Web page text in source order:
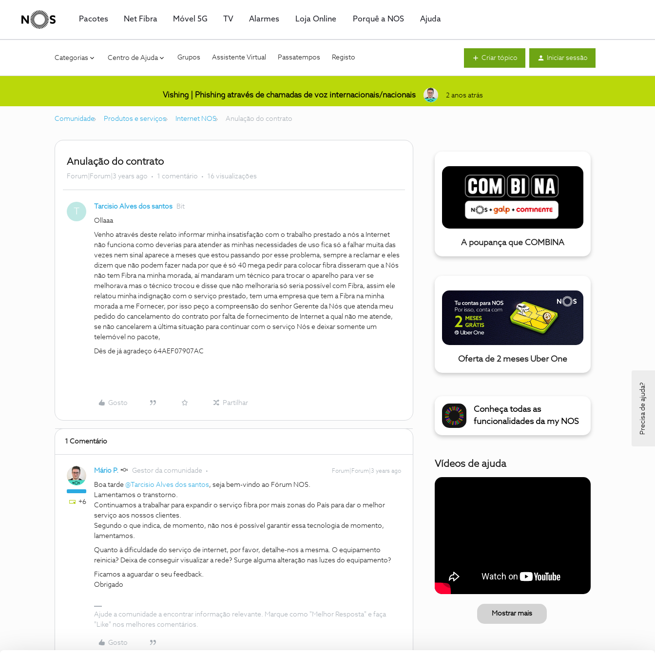
Pacotes Net Fibra Móvel 5G TV Alarmes Loja Online Porquê a NOS Ajuda
Categorias Centro de Ajuda Grupos Assistente Virtual Passatempos Registo Criar tópico Iniciar sessão
Vishing | Phishing através de chamadas de voz internacionais/nacionais 2 anos atrás
Comunidade Produtos e serviços Internet NOS Anulação do contrato
Anulação do contrato
Forum|Forum|3 years ago 1 comentário 16 visualizações
Tarcisio Alves dos santos Bit
Ollaaa
Venho através deste relato informar minha insatisfação com o trabalho prestado a nós a Internet
não funciona como deverias para atender as minhas necessidades de uso fica só a falhar muita das
vezes nem sinal aparece a meses que estou passando por esse problema, sempre a reclamar e eles
dizem que não podem fazer nada por que é só 40 mega pedir para colocar fibra disseram que a Nós
não tem Fibra na minha morada, aí mandaram um técnico para trocar o aparelho para ver se
melhorava mas o técnico trocou e disse que não melhoraria só seria possível com Fibra, assim ele
relatou minha indignação com o serviço prestado, tem uma empresa que tem a Fibra na minha
morada a me Fornecer, por isso peço a compreensão do senhor Gerente da Nós que atenda meu
pedido do cancelamento do contrato por falta de fornecimento de Internet a qual não me atende,
se não cancelarem a última situação para continuar com o serviço Nós e deixar somente um
telemóvel no pacote,
Dês de já agradeço 64AEF07907AC
Gosto Partilhar
1 Comentário
+6
Mário P. Gestor da comunidade Forum|Forum|3 years ago
Boa tarde @Tarcisio Alves dos santos, seja bem-vindo ao Fórum NOS.
Lamentamos o transtorno.
Continuamos a trabalhar para expandir o serviço fibra por mais zonas do País para dar o melhor
serviço aos nossos clientes.
Segundo o que indica, de momento, não nos é possível garantir essa tecnologia de momento,
lamentamos.
Quanto à dificuldade do serviço de internet, por favor, detalhe-nos a mesma. O equipamento
reinicia? Deixa de conseguir visualizar a rede? Surge alguma alteração nas luzes do equipamento?
Ficamos a aguardar o seu feedback.
Obrigado
Ajude a comunidade a encontrar informação relevante. Marque como "Melhor Resposta" e faça
"Like" nos melhores comentários.
Gosto
A poupança que COMBINA
Oferta de 2 meses Uber One
Conheça todas as
funcionalidades da my NOS
Vídeos de ajuda
Mostrar mais
Precisa de ajuda?